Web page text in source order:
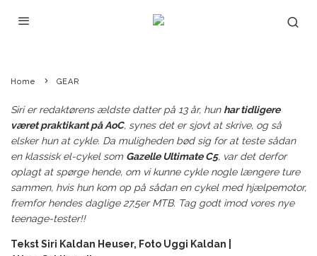
Home GEAR
Siri er redaktørens ældste datter på 13 år, hun har tidligere
været praktikant på AoC, synes det er sjovt at skrive, og så
elsker hun at cykle. Da muligheden bød sig for at teste sådan
en klassisk el-cykel som Gazelle Ultimate C5, var det derfor
oplagt at spørge hende, om vi kunne cykle nogle længere ture
sammen, hvis hun kom op på sådan en cykel med hjælpemotor,
fremfor hendes daglige 27,5er MTB. Tag godt imod vores nye
teenage-tester!!
Tekst Siri Kaldan Heuser, Foto Uggi Kaldan |